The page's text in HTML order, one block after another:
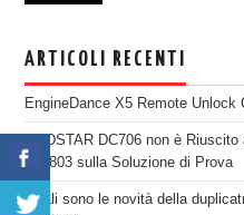
ARTICOLI RECENTI
EngineDance X5 Remote Unlock
OBDSTAR DC706 non è
SID803 sulla Soluzione di Prova
Quali sono le novità della